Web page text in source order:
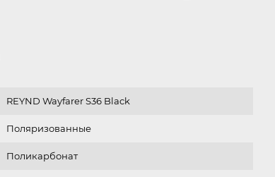
REYND Wayfarer S36 Black
Поляризованные
Поликарбонат